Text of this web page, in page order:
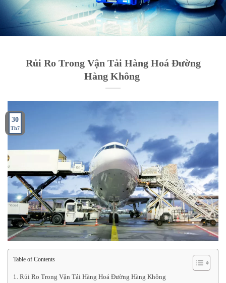
Rủi Ro Trong Vận Tải Hàng Hoá Đường
Hàng Không
30
Th7
Table of Contents
Rủi Ro Trong Vận Tải Hàng Hoá Đường Hàng Không